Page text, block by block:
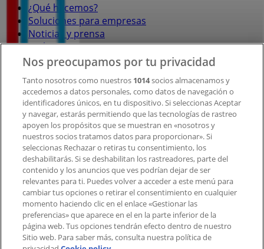
¿Qué hacemos?
Soluciones para empresas
Noticias y prensa
Trabaja con nosotros
Contacto
Contacto comercial y de marketing
Tienda mal colocada en el mapa
Notificar un folleto
¿Encontraste un problema en la web o en la
aplicación?
Índices
Nos preocupamos por tu privacidad
Tanto nosotros como nuestros 1014socios almacenamos y
accedemos a datos personales, como datos de navegación o
identificadores únicos, en tu dispositivo. Si seleccionas Aceptar
y navegar, estarás permitiendo que las tecnologías de rastreo
apoyen los propósitos que se muestran en «nosotros y
nuestros socios tratamos datos para proporcionar». Si
seleccionas Rechazar o retiras tu consentimiento, los
deshabilitarás. Si se deshabilitan los rastreadores, parte del
contenido y los anuncios que ves podrían dejar de ser
relevantes para ti. Puedes volver a acceder a este menú para
cambiar tus opciones o retirar el consentimiento en cualquier
momento haciendo clic en el enlace «Gestionar las
preferencias» que aparece en el en la parte inferior de la
página web. Tus opciones tendrán efecto dentro de nuestro
Sitio web. Para saber más, consulta nuestra política de